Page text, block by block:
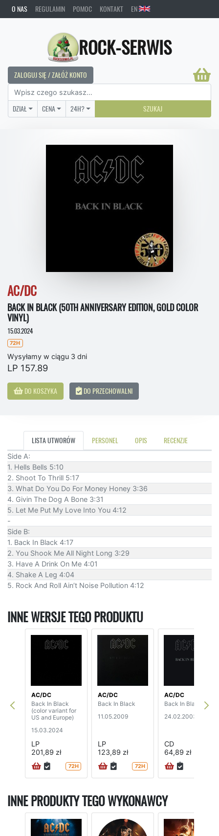
O NAS REGULAMIN POMOC KONTAKT EN
ROCK-SERWIS
ZALOGUJ SIĘ / ZAŁÓŻ KONTO
DZIAŁ CENA 24H? SZUKAJ
AC/DC
BACK IN BLACK (50TH ANNIVERSARY EDITION, GOLD COLOR
VINYL)
15.03.2024
72H
Wysyłamy w ciągu 3 dni
LP 157.89
DO KOSZYKA DO PRZECHOWALNI
LISTA UTWORÓW PERSONEL OPIS RECENZJE
Side A:
1. Hells Bells 5:10
2. Shoot To Thrill 5:17
3. What Do You Do For Money Honey 3:36
4. Givin The Dog A Bone 3:31
5. Let Me Put My Love Into You 4:12
-
Side B:
1. Back In Black 4:17
2. You Shook Me All Night Long 3:29
3. Have A Drink On Me 4:01
4. Shake A Leg 4:04
5. Rock And Roll Ain’t Noise Pollution 4:12
INNE WERSJE TEGO PRODUKTU
AC/DC
Back In Black
(color variant for
US and Europe)
15.03.2024
LP
201,89 zł
72H
AC/DC
Back In Black
11.05.2009
LP
123,89 zł
72H
AC/DC
Back In Black
24.02.2003
CD
64,89 zł
INNE PRODUKTY TEGO WYKONAWCY